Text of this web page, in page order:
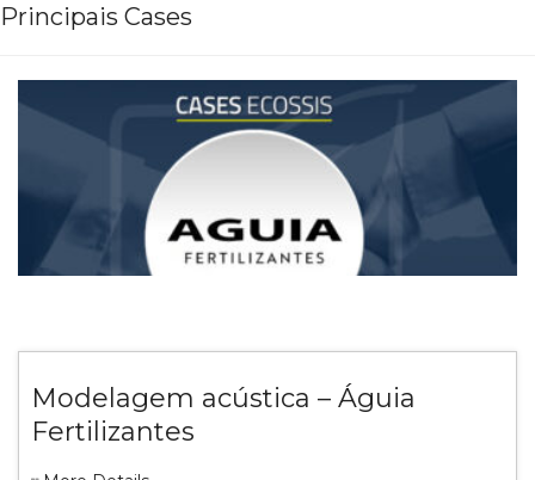
Principais Cases
Modelagem acústica – Águia
Fertilizantes